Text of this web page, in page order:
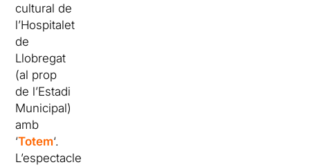
cultural de
l’Hospitalet
de
Llobregat
(al prop
de l’Estadi
Municipal)
amb
‘Totem‘.
L’espectacle